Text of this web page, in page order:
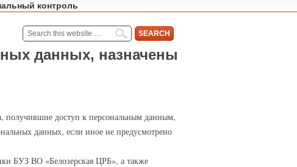
контроль
данных, назначены
получившие доступ к персональным данным,
данных, если иное не предусмотрено
БУЗ ВО «Белозерская ЦРБ», а также